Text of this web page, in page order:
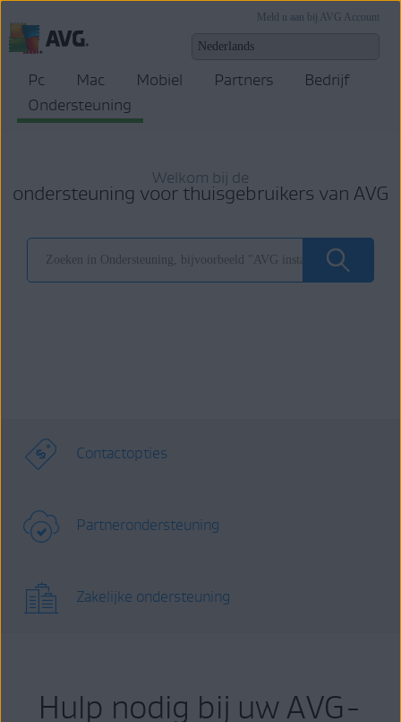
Meld u aan bij AVG Account
Pc Mac Mobiel Partners
Bedrijf
Ondersteuning
Welkom bij de
ondersteuning voor thuisgebruikers van AVG
Contactopties
Partnerondersteuning
Zakelijke ondersteuning
Hulp nodig bij uw AVG-